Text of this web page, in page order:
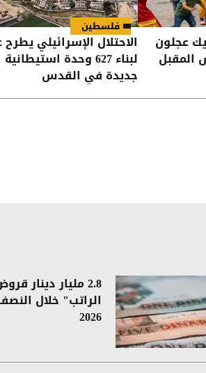
عجلون
فلسطين
الاحتلال الإسرائيلي
لبناء 627 وحدة استيطانية
جديدة في القدس
2.8 مليار
الراتب" خلال
2026